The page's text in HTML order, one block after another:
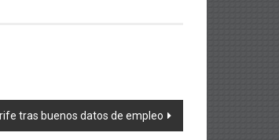
tras buenos datos de empleo